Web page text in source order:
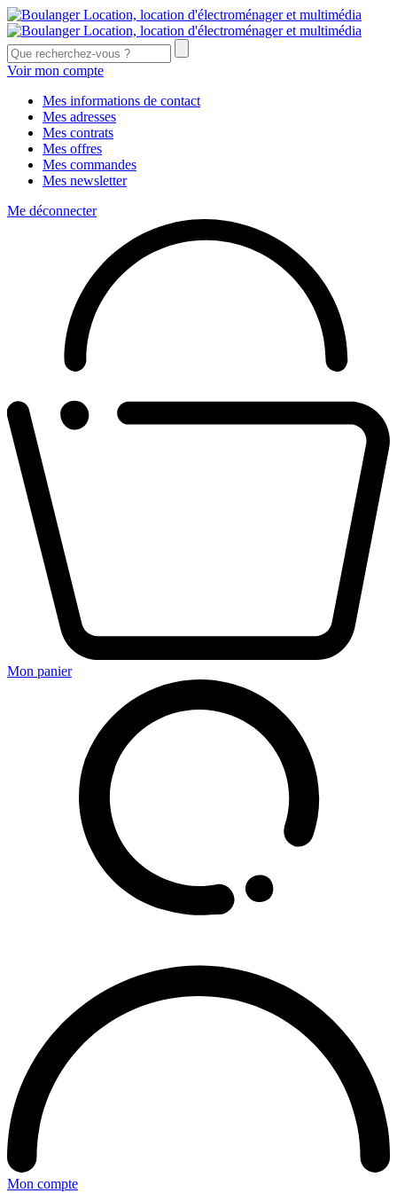
Voir mon compte
Mes informations de contact
Mes adresses
Mes contrats
Mes offres
Mes commandes
Mes newsletter
Me déconnecter
Mon panier
Mon compte